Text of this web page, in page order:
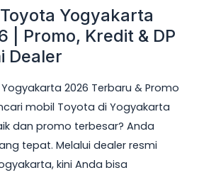
Yogyakarta
| Promo, Kredit & DP
Dealer
2026 Terbaru & Promo
mobil Toyota di Yogyakarta
dan promo terbesar? Anda
tepat. Melalui dealer resmi
kini Anda bisa